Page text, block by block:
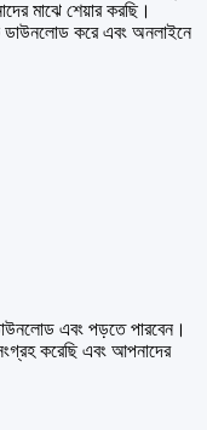
মাঝে শেয়ার করছি।
ডাউনলোড করে এবং অনলাইনে
এবং পড়তে পারবেন।
করেছি এবং আপনাদের